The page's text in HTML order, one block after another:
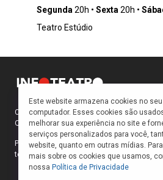
Govinda, ambos aderem aos
através da mortificação do corpo.
Sidarta conhece o próprio Buda e
seu próprio caminho ou a morte.
relação com uma cortesã da
comerciante, embrenha-se no vício
materialismo, para novamente
para trás e retornar à simplicidade,
barqueiro que se revela um mestre
Continuamente, encontramos ao
Segunda 20h Sexta 20h
Teatro Estúdio
Como faço para ir ao teatro? Onde compro
Quais peças estão em cartaz?
Para responder a essas e outras
teatrais do INFOTEATRO.
Este website armazena cookies no seu
computador. Esses cookies são
melhorar sua experiência no site e
serviços personalizados para você,
website, quanto em outras mídias.
mais sobre os cookies que usamos,
nossa Política de Privacidade